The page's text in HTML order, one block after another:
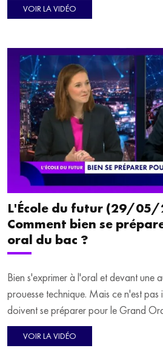
discussion autour de leur projet
Nous en parlons avec deux
Martine Guillaud, comédienne,
formatrice auprès de responsables
Eveno, enseignant en rhétorique,
des championnats du monde de
En seconde partie, nous nous
et la science peuvent devenir de
À travers le spectacle "Sur les ailes
comment la découverte du vivant,
sensibilisation à l’environnement
apprentissages et éveiller la curiosité
son co-auteur et interprète, Jean
VOIR LA VIDÉO
L'École du futur (29/05/
Comment bien se
oral du bac ?
Bien s'exprimer à l'oral et devant une
prouesse technique. Mais ce n'est pas
doivent se préparer pour le Grand
baccalauréat, qui approche à grand pas. Comment
préparer ? Quelle posture adopter ?
VOIR LA VIDÉO